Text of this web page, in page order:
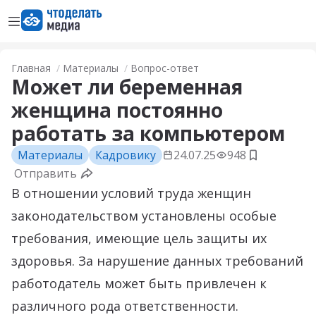
Открыть менюПерейти на главную страницу
Главная Материалы Вопрос-ответ
Может ли беременная
женщина постоянно
работать за компьютером
Материалы Кадровику 24.07.25 948 Добавить
Отправить
В отношении условий труда женщин
законодательством установлены особые
требования, имеющие цель защиты их
здоровья. За нарушение данных требований
работодатель может быть привлечен к
различного рода ответственности.